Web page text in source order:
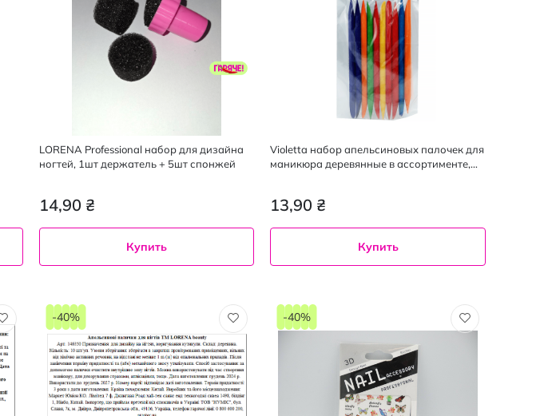
LORENA Professional набор для дизайна
ногтей, 1шт держатель + 5шт спонжей
14,90 ₴
Купить
Violetta набор апельсиновых палочек для
маникюра деревянные в ассортименте,
13,90 ₴
Купить
-40% -40%